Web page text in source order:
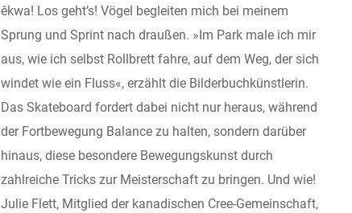
êkwa! Los geht’s! Vögel begleiten mich bei meinem
Sprung und Sprint nach draußen. »Im Park male ich mir
aus, wie ich selbst Rollbrett fahre, auf dem Weg, der sich
windet wie ein Fluss«, erzählt die Bilderbuchkünstlerin.
Das Skateboard fordert dabei nicht nur heraus, während
der Fortbewegung Balance zu halten, sondern darüber
hinaus, diese besondere Bewegungskunst durch
zahlreiche Tricks zur Meisterschaft zu bringen. Und wie!
Julie Flett, Mitglied der kanadischen Cree-Gemeinschaft,